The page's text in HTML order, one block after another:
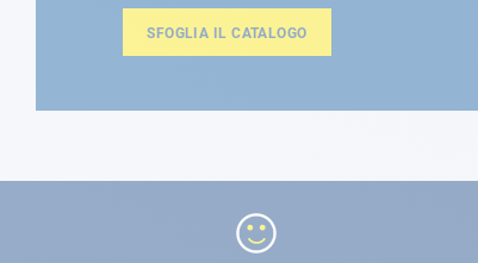
SFOGLIA IL CATALOGO